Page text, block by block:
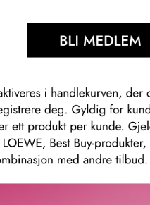
til å mykgjøre håret.
tykkere, samtidig som den
og vitaminer. Yerba Mate